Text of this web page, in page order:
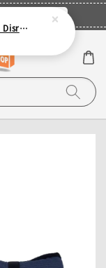
立即登入
【INCYLENCE】跑步運動機能襪 Disrupts Black